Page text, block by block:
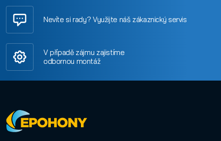
Nevíte si rady? Využijte náš zákaznický servis
V případě zájmu zajistíme
odbornou montáž